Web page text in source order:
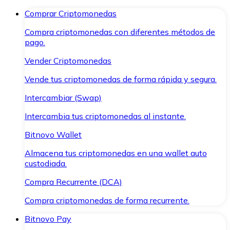
Comprar Criptomonedas
Compra criptomonedas con diferentes métodos de
pago.
Vender Criptomonedas
Vende tus criptomonedas de forma rápida y segura.
Intercambiar (Swap)
Intercambia tus criptomonedas al instante.
Bitnovo Wallet
Almacena tus criptomonedas en una wallet auto
custodiada.
Compra Recurrente (DCA)
Compra criptomonedas de forma recurrente.
Bitnovo Pay